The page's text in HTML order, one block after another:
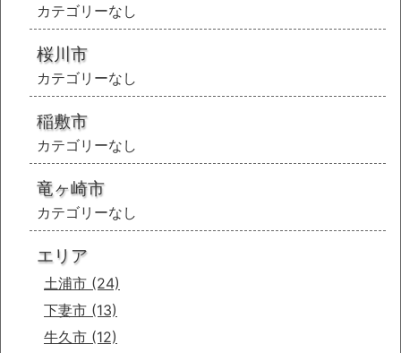
カテゴリーなし
桜川市
カテゴリーなし
稲敷市
カテゴリーなし
竜ヶ崎市
カテゴリーなし
エリア
土浦市 (24)
下妻市 (13)
牛久市 (12)